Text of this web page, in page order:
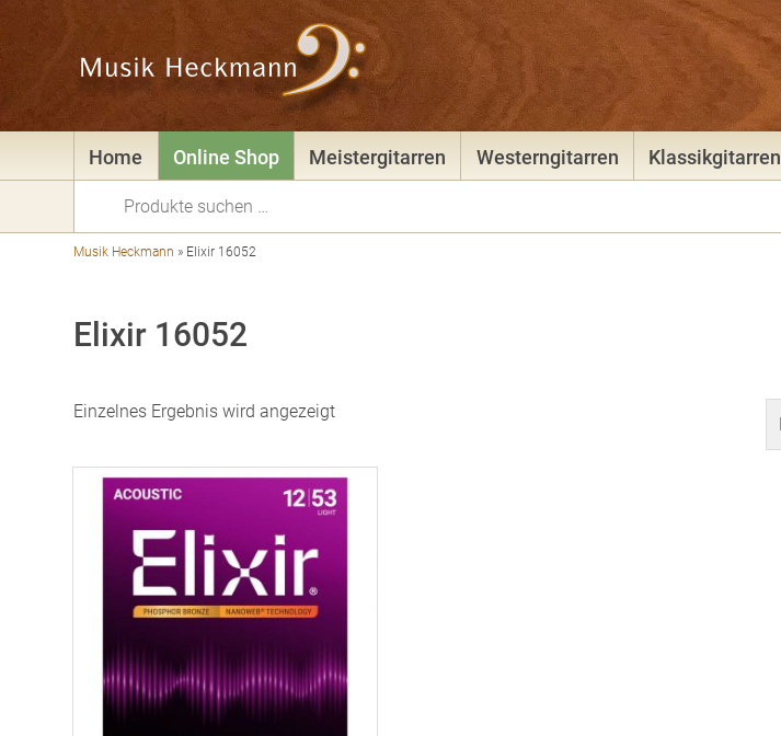
Home Online Shop Meistergitarren Westerngitarren Klassikgitarren
Musik Heckmann » Elixir 16052
Elixir 16052
Einzelnes Ergebnis wird angezeigt